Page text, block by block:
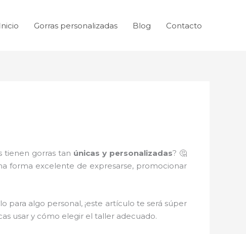
Inicio Gorras personalizadas Blog Contacto
tienen gorras tan únicas y personalizadas? 🤔
forma excelente de expresarse, promocionar
para algo personal, ¡este artículo te será súper
usar y cómo elegir el taller adecuado.